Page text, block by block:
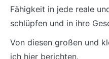
Fähigkeit in jede reale
schlüpfen und in ihre
Von diesen großen und
ich hier berichten.